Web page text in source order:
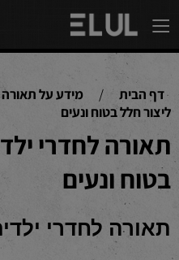
דף הבית / מידע על תאורה
ליצור חלל בטוח ונעים
תאורה לחדרי
בטוח ונעים
תאורה לחדרי